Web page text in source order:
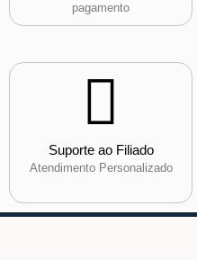
pagamento
Suporte ao Filiado
Atendimento Personalizado